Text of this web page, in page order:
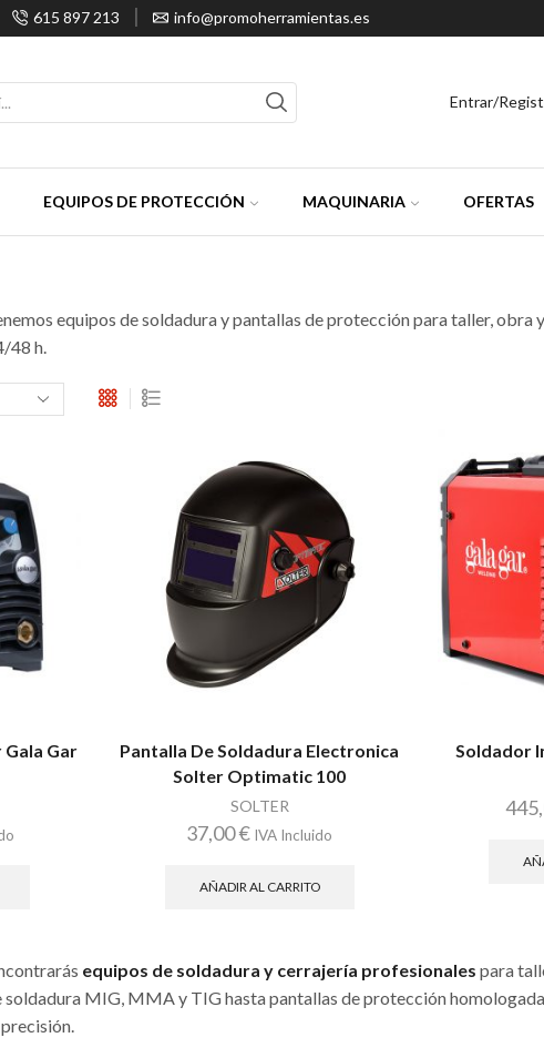
615 897 213 info@promoherramientas.es
Entrar/
EQUIPOS DE PROTECCIÓN MAQUINARIA OFERTAS
equipos de soldadura y pantallas de protección para taller, obra
48 h.
Gar
Pantalla De Soldadura Electronica
Solter Optimatic 100
SOLTER
37,00€ IVA Incluido
AÑADIR AL CARRITO
Soldador
equipos de soldadura y cerrajería profesionales para
soldadura MIG, MMA y TIG hasta pantallas de protección